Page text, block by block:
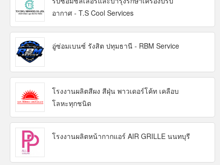
อากาศ - T.S Cool Services
อู่ซ่อมเบนซ์ รังสิต ปทุมธานี - RBM Service
โรงงานผลิตสีผง สีฝุ่น พาวเดอร์โค้ท เคลือบ
โลหะทุกชนิด
โรงงานผลิตหน้ากากแอร์ AIR GRILLE นนทบุรี